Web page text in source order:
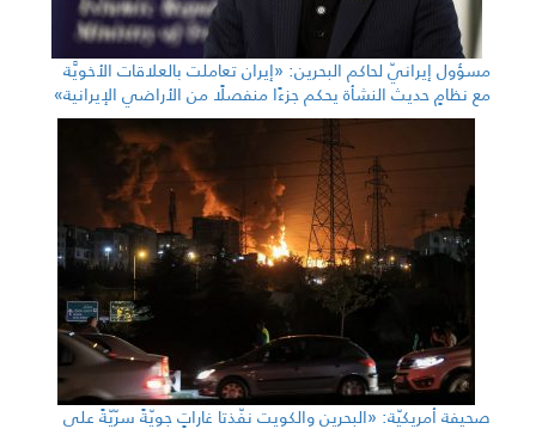
مسؤول إيرانيّ لحاكم البحرين: «إيران تعاملت بالعلاقات الأخويَّة
مع نظامٍ حديث النشأة يحكم جزءًا منفصلًا من الأراضي الإيرانية»
صحيفة أمريكيّة: «البحرين والكويت نفّذتا غاراتٍ جويّةً سرّيّةً على